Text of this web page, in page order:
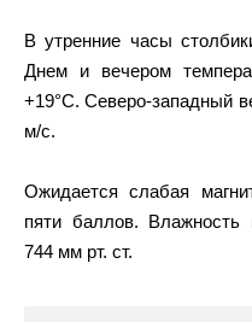
В утренние часы
Днем и вечером
+19°C. Северо-западный
м/с.
Ожидается слабая
пяти баллов.
744 мм рт. ст.